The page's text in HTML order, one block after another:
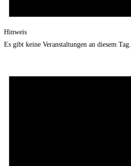
Hinweis
Es gibt keine Veranstaltungen an diesem Tag.